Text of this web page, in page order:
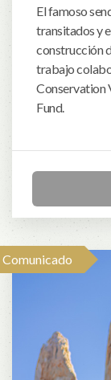
El famoso
transitados y
construcción
trabajo
Conservation
Fund.
Comunicado